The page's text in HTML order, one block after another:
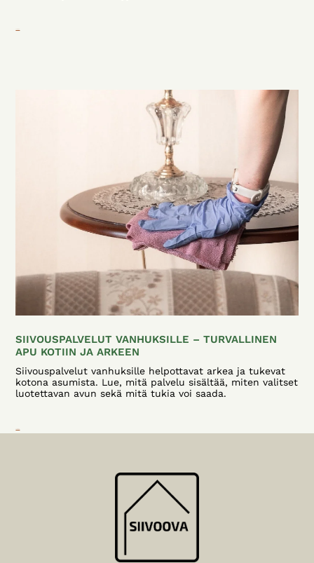
SIIVOUSPALVELUT VANHUKSILLE – TURVALLINEN
APU KOTIIN JA ARKEEN
Siivouspalvelut vanhuksille helpottavat arkea ja tukevat
kotona asumista. Lue, mitä palvelu sisältää, miten valitset
luotettavan avun sekä mitä tukia voi saada.